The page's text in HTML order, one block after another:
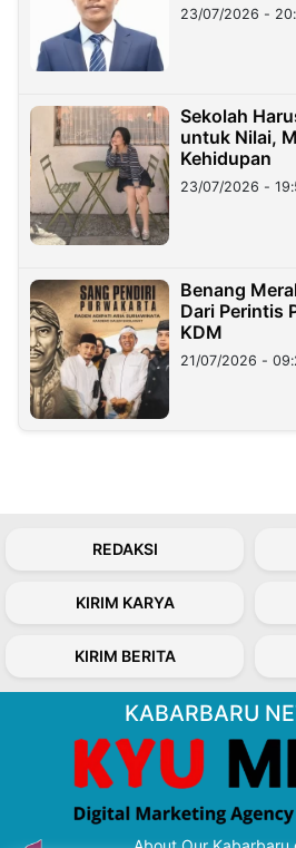
23/07/2026 -
Sekolah
untuk Nilai,
Kehidupan
23/07/2026 -
Benang
Dari Perintis
KDM
21/07/2026 -
REDAKSI
KIRIM KARYA
KIRIM BERITA
KABARBARU